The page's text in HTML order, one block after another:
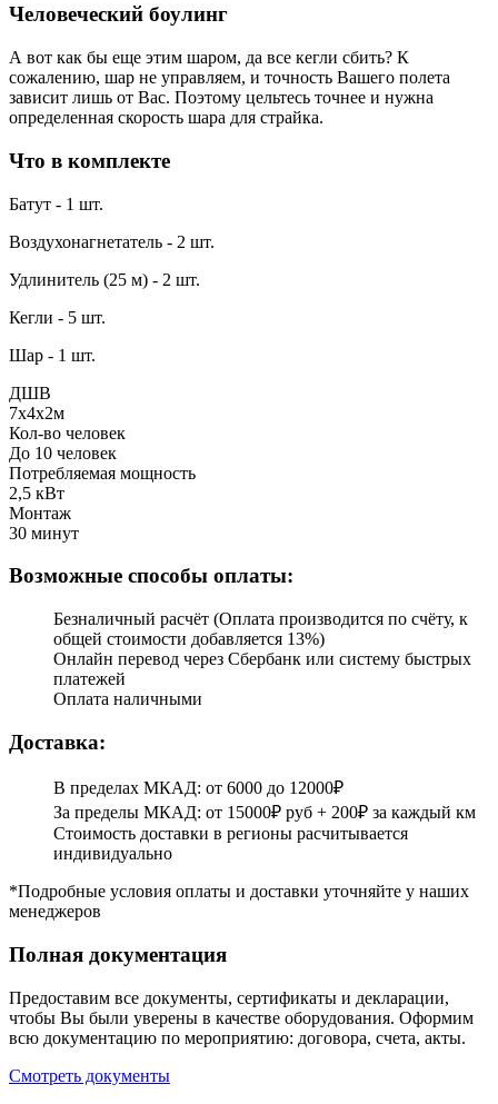
Человеческий боулинг
А вот как бы еще этим шаром, да все кегли сбить? К
сожалению, шар не управляем, и точность Вашего полета
зависит лишь от Вас. Поэтому цельтесь точнее и нужна
определенная скорость шара для страйка.
Что в комплекте
Батут - 1 шт.
Воздухонагнетатель - 2 шт.
Удлинитель (25 м) - 2 шт.
Кегли - 5 шт.
Шар - 1 шт.
ДШВ
7x4x2м
Кол-во человек
До 10 человек
Потребляемая мощность
2,5 кВт
Монтаж
30 минут
Возможные способы оплаты:
Безналичный расчёт (Оплата производится по счёту, к
общей стоимости добавляется 13%)
Онлайн перевод через Сбербанк или систему быстрых
платежей
Оплата наличными
Доставка:
В пределах МКАД: от 6000 до 12000₽
За пределы МКАД: от 15000₽ руб + 200₽ за каждый км
Стоимость доставки в регионы расчитывается
индивидуально
*Подробные условия оплаты и доставки уточняйте у наших
менеджеров
Полная документация
Предоставим все документы, сертификаты и декларации,
чтобы Вы были уверены в качестве оборудования. Оформим
всю документацию по мероприятию: договора, счета, акты.
Смотреть документы